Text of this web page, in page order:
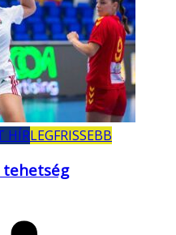
HÍRLEGFRISSEBB
tehetség